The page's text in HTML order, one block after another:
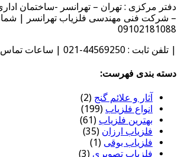
دفتر مرکزی : تهران – تهرانسر -ساختمان
– شرکت فنی مهندسی فلزیاب تهرانسر |
09102181088
| تلفن ثابت : 44569250-021 | ساعات تماس همه روزه 9 الی 17
دسته بندی فهرست:
آثار و علائم گنج (2)
انواع فلزیاب (199)
بهترین فلزیاب (61)
فلزیاب ارزان (35)
فلزیاب بوقی (1)
فلزیاب تصویری (3)